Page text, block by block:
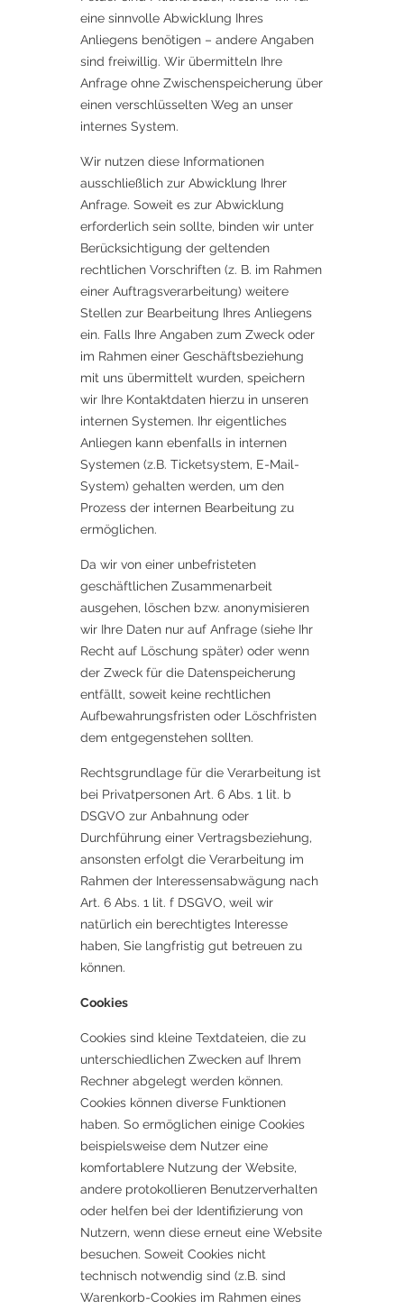
eine sinnvolle Abwicklung Ihres
Anliegens benötigen – andere Angaben
sind freiwillig. Wir übermitteln Ihre
Anfrage ohne Zwischenspeicherung über
einen verschlüsselten Weg an unser
internes System.
Wir nutzen diese Informationen
ausschließlich zur Abwicklung Ihrer
Anfrage. Soweit es zur Abwicklung
erforderlich sein sollte, binden wir unter
Berücksichtigung der geltenden
rechtlichen Vorschriften (z. B. im Rahmen
einer Auftragsverarbeitung) weitere
Stellen zur Bearbeitung Ihres Anliegens
ein. Falls Ihre Angaben zum Zweck oder
im Rahmen einer Geschäftsbeziehung
mit uns übermittelt wurden, speichern
wir Ihre Kontaktdaten hierzu in unseren
internen Systemen. Ihr eigentliches
Anliegen kann ebenfalls in internen
Systemen (z.B. Ticketsystem, E-Mail-
System) gehalten werden, um den
Prozess der internen Bearbeitung zu
ermöglichen.
Da wir von einer unbefristeten
geschäftlichen Zusammenarbeit
ausgehen, löschen bzw. anonymisieren
wir Ihre Daten nur auf Anfrage (siehe Ihr
Recht auf Löschung später) oder wenn
der Zweck für die Datenspeicherung
entfällt, soweit keine rechtlichen
Aufbewahrungsfristen oder Löschfristen
dem entgegenstehen sollten.
Rechtsgrundlage für die Verarbeitung ist
bei Privatpersonen Art. 6 Abs. 1 lit. b
DSGVO zur Anbahnung oder
Durchführung einer Vertragsbeziehung,
ansonsten erfolgt die Verarbeitung im
Rahmen der Interessensabwägung nach
Art. 6 Abs. 1 lit. f DSGVO, weil wir
natürlich ein berechtigtes Interesse
haben, Sie langfristig gut betreuen zu
können.
Cookies
Cookies sind kleine Textdateien, die zu
unterschiedlichen Zwecken auf Ihrem
Rechner abgelegt werden können.
Cookies können diverse Funktionen
haben. So ermöglichen einige Cookies
beispielsweise dem Nutzer eine
komfortablere Nutzung der Website,
andere protokollieren Benutzerverhalten
oder helfen bei der Identifizierung von
Nutzern, wenn diese erneut eine Website
besuchen. Soweit Cookies nicht
technisch notwendig sind (z.B. sind
Warenkorb-Cookies im Rahmen eines